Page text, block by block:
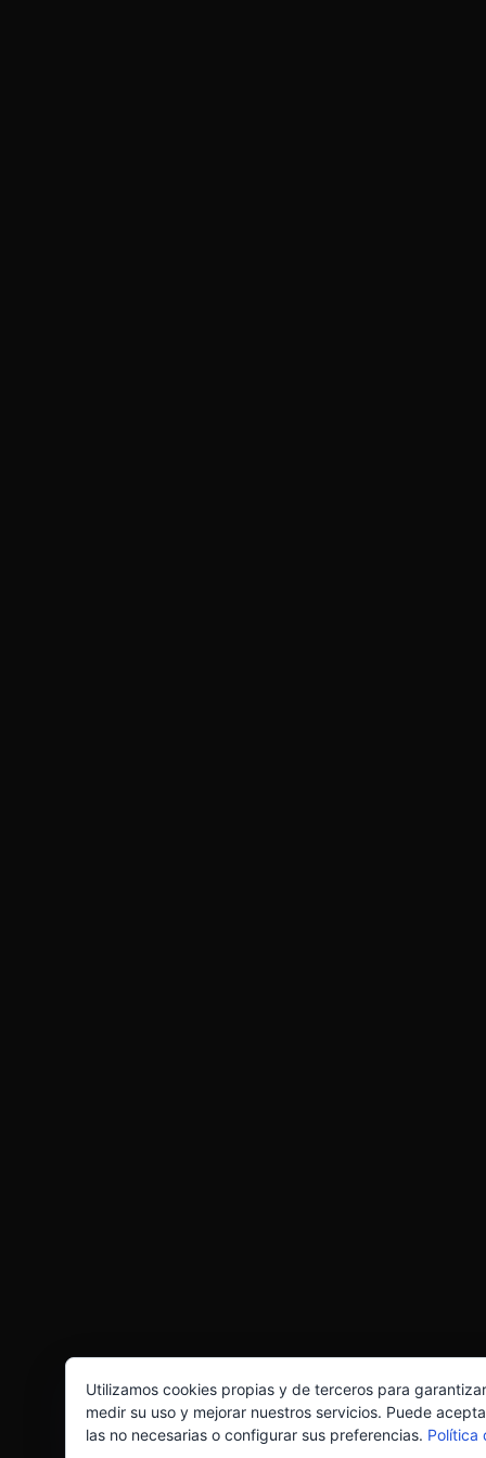
Utilizamos cookies propias y de terceros para
medir su uso y mejorar nuestros servicios. Puede
las no necesarias o configurar sus preferencias. Política